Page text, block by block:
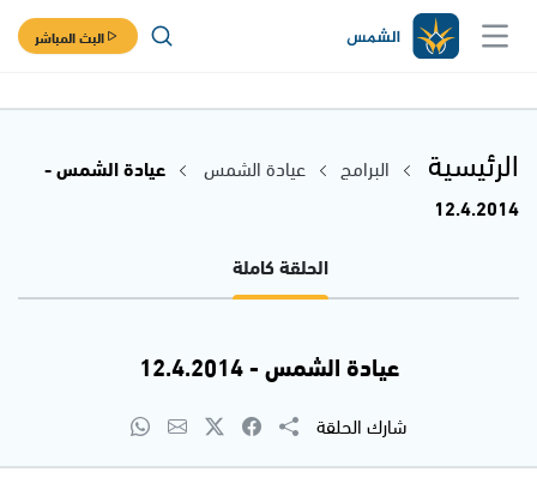
البث المباشر
الرئيسية البرامج عيادة الشمس
عيادة الشمس -
12.4.2014
الحلقة كاملة
عيادة الشمس - 12.4.2014
شارك الحلقة